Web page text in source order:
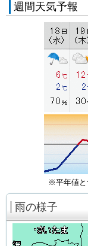
週間天気予報
※平年値と
雨の様子